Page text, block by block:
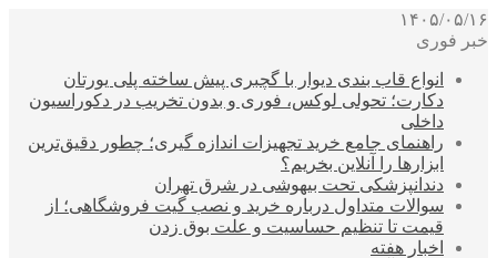
۱۴۰۵/۰۵/۱۶
خبر فوری
انواع قاب بندی دیوار با گچبری پیش ساخته پلی یورتان
دکارت؛ تحولی لوکس، فوری و بدون تخریب در دکوراسیون
داخلی
راهنمای جامع خرید تجهیزات اندازه گیری؛ چطور دقیق‌ترین
ابزارها را آنلاین بخریم؟
دندانپزشکی تحت بیهوشی در شرق تهران
سوالات متداول درباره خرید و نصب گیت فروشگاهی؛ از
قیمت تا تنظیم حساسیت و علت بوق زدن
اخبار هفته